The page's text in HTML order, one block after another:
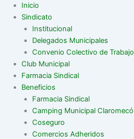
Inicio
Sindicato
Institucional
Delegados Municipales
Convenio Colectivo de Trabajo
Club Municipal
Farmacia Sindical
Beneficios
Farmacia Sindical
Camping Municipal Claromecó
Coseguro
Comercios Adheridos